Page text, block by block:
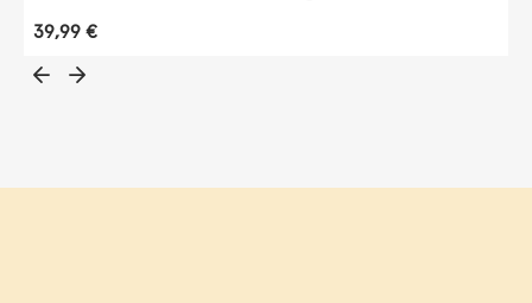
Regulärer Preis:
39,99 €